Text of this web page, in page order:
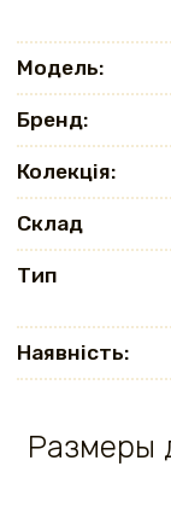
Модель:
Бренд:
Колекція:
Склад
Тип
Наявність:
Размеры